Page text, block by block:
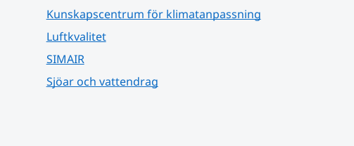
Kunskapscentrum för klimatanpassning
Luftkvalitet
SIMAIR
Sjöar och vattendrag